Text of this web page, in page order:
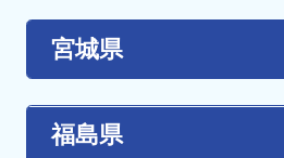
宮城県
【あ行】
伊具郡丸森町
福島県